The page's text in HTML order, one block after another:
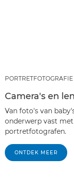
PORTRETFOTOGRAFIE
Camera's en
Van foto's van
onderwerp vast
portretfotografen.
ONTDEK MEER